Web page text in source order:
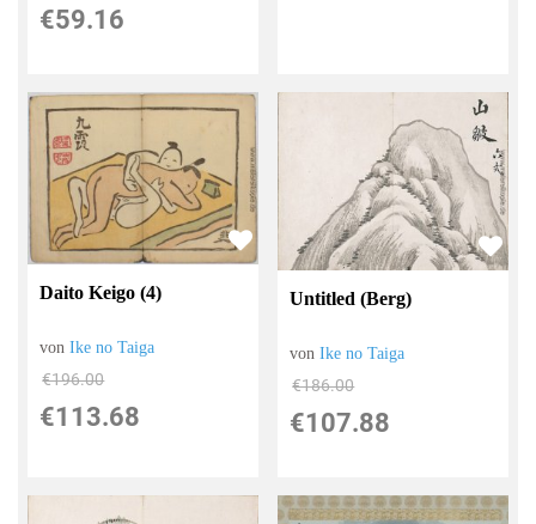
€59.16
Daito Keigo (4)
vonIke no Taiga
€196.00
€113.68
Untitled (Berg)
vonIke no Taiga
€186.00
€107.88